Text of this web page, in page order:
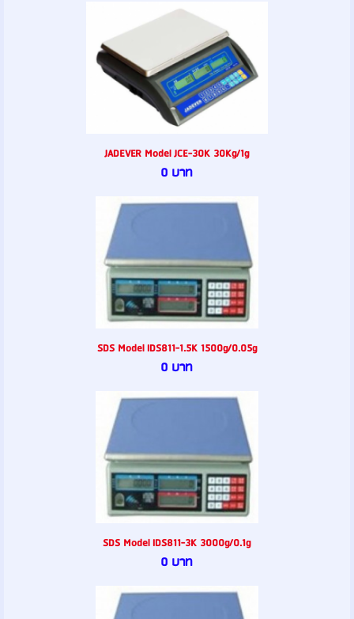
JADEVER Model JCE-30K 30Kg/1g
0 บาท
SDS Model IDS811-1.5K 1500g/0.05g
0 บาท
SDS Model IDS811-3K 3000g/0.1g
0 บาท